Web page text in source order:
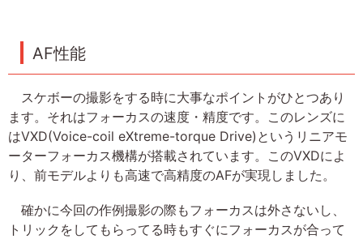
AF性能
スケボーの撮影をする時に大事なポイントがひとつあり
ます。それはフォーカスの速度・精度です。このレンズに
はVXD(Voice-coil eXtreme-torque Drive)というリニアモ
ーターフォーカス機構が搭載されています。このVXDによ
り、前モデルよりも高速で高精度のAFが実現しました。
確かに今回の作例撮影の際もフォーカスは外さないし、
トリックをしてもらってる時もすぐにフォーカスが合って